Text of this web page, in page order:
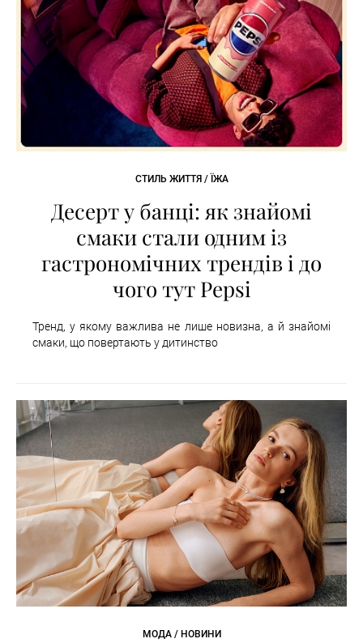
СТИЛЬ ЖИТТЯ / ЇЖА
Десерт у банці: як знайомі
смаки стали одним із
гастрономічних трендів і до
чого тут Pepsi
Тренд, у якому важлива не лише новизна, а й знайомі
смаки, що повертають у дитинство
МОДА / НОВИНИ